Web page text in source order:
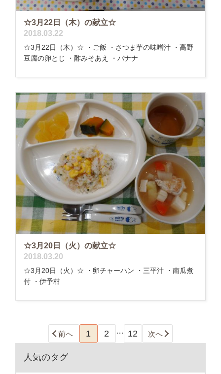
☆3月22日（木）の献立☆
2018.03.22
☆3月22日（木）☆ ・ご飯 ・さつま芋の味噌汁 ・高野
豆腐の卵とじ ・酢みそあえ ・バナナ
☆3月20日（火）の献立☆
2018.03.20
☆3月20日（火）☆ ・卵チャーハン ・三平汁 ・南瓜煮
付 ・伊予柑
前へ 1 2 … 12 次へ
人気のタグ